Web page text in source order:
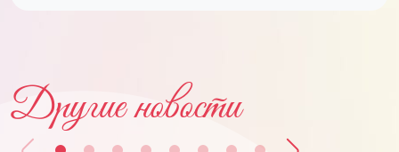
Другие новости